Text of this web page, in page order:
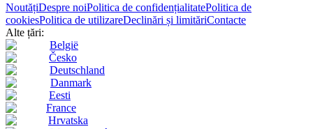
NoutățiDespre noiPolitica de confidențialitatePolitica de
cookiesPolitica de utilizareDeclinări și limităriContacte
Alte țări:
België
Česko
Deutschland
Danmark
Eesti
France
Hrvatska